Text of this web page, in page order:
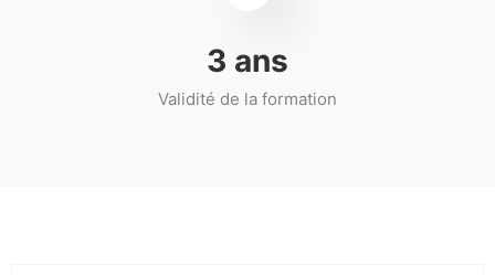
4 ans
Validité de la formation